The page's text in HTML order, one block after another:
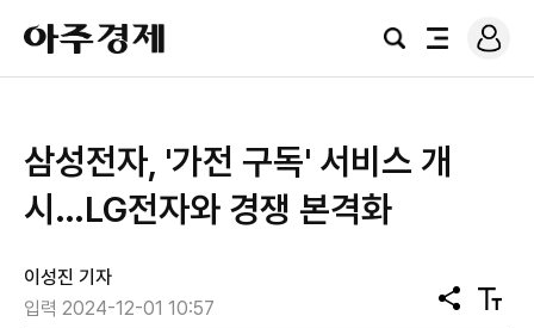
아
주
경
검
전
로
그
삼성전자, '가전 구독' 서비스 개
시…LG전자와 경쟁 본격화
이성진 기자
입력 2024-12-01 10:57
공
텍